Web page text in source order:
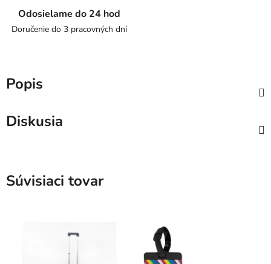
Odosielame do 24 hod
Doručenie do 3 pracovných dní
Popis
Diskusia
Súvisiaci tovar